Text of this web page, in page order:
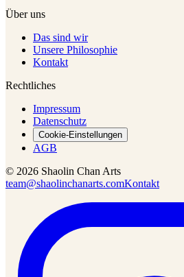
Über uns
Das sind wir
Unsere Philosophie
Kontakt
Rechtliches
Impressum
Datenschutz
Cookie-Einstellungen
AGB
© 2026 Shaolin Chan Arts
team@shaolinchanarts.comKontakt